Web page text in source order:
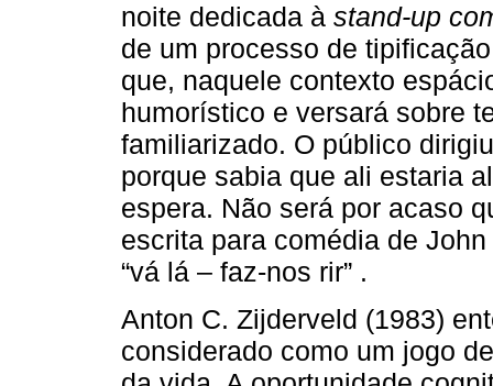
noite dedicada à stand-up
de um processo de
que, naquele contexto
humorístico e versará sobre
familiarizado. O público
porque sabia que ali estaria
espera. Não será por acaso
escrita para comédia de
“vá lá – faz-nos rir” .
Anton C. Zijderveld (1983)
considerado como um jogo